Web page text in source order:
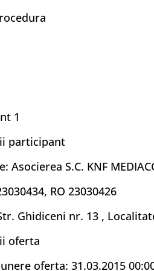
1
participant
Asocierea S.C. KNF
RO 23030426
Ghidiceni nr. 13 ,
oferta
oferta: 31.03.2015